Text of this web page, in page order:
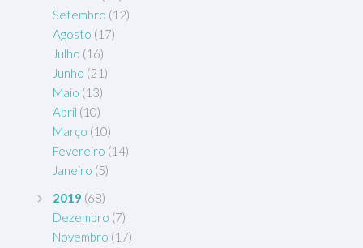
Setembro (12)
Agosto (17)
Julho (16)
Junho (21)
Maio (13)
Abril (10)
Março (10)
Fevereiro (14)
Janeiro (5)
2019 (68)
Dezembro (7)
Novembro (17)